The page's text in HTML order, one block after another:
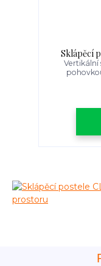
Sklápěcí
Vertikální